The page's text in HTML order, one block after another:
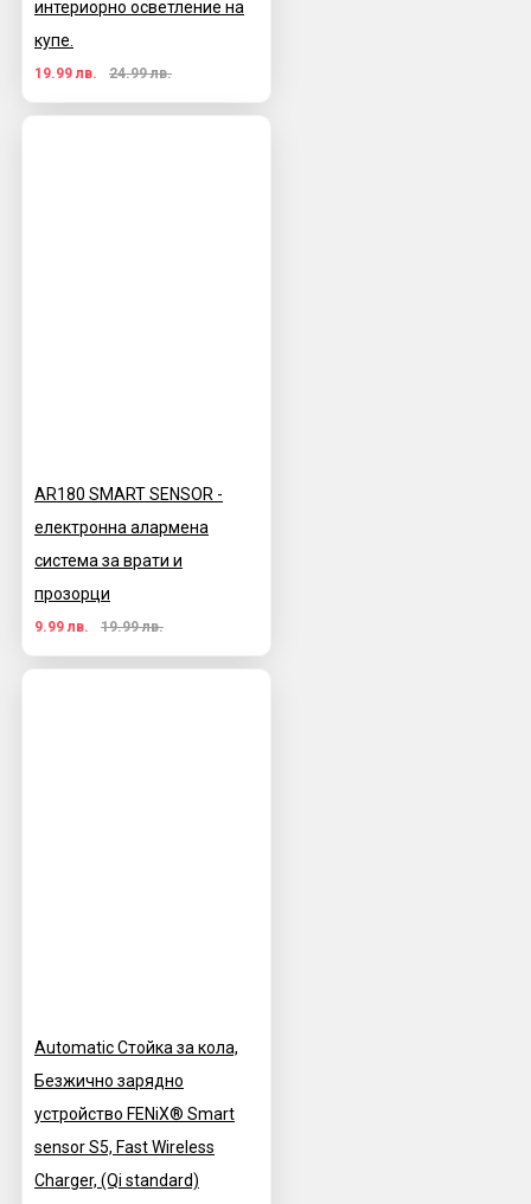
интериорно осветление на
купе.
19.99 лв. 24.99 лв.
AR180 SMART SENSOR -
електронна алармена
система за врати и
прозорци
9.99 лв. 19.99 лв.
Automatic Стойка за кола,
Безжично зарядно
устройство FENiX® Smart
sensor S5, Fast Wireless
Charger, (Qi standard)